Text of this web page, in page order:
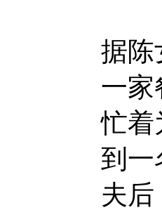
据陈
一家
忙着
到一
夫